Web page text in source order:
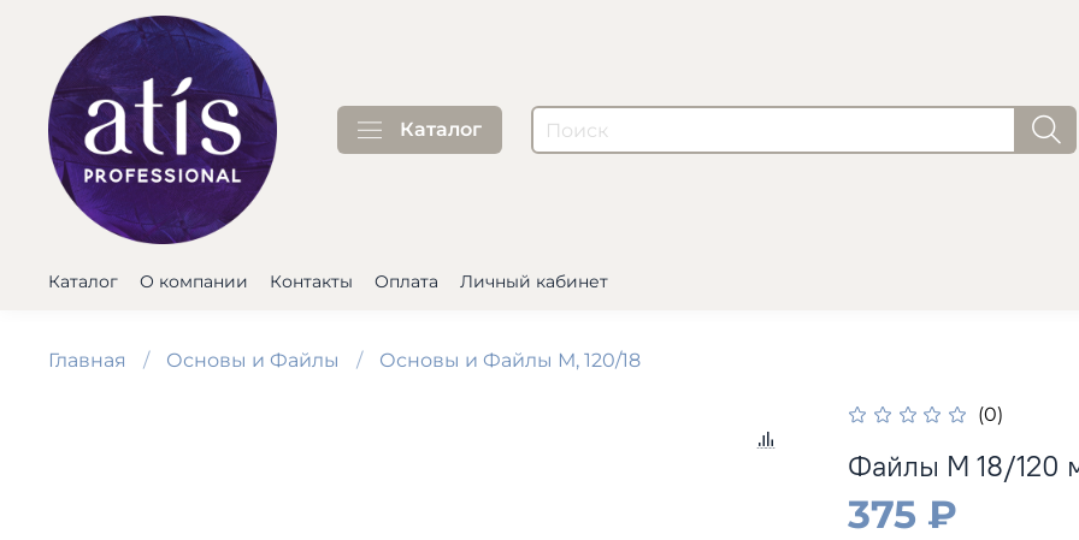
Каталог
Каталог О компании Контакты Оплата Личный кабинет
Главная Основы и Файлы Основы и Файлы М, 120/18
(0)
Файлы M 18/120
375 ₽